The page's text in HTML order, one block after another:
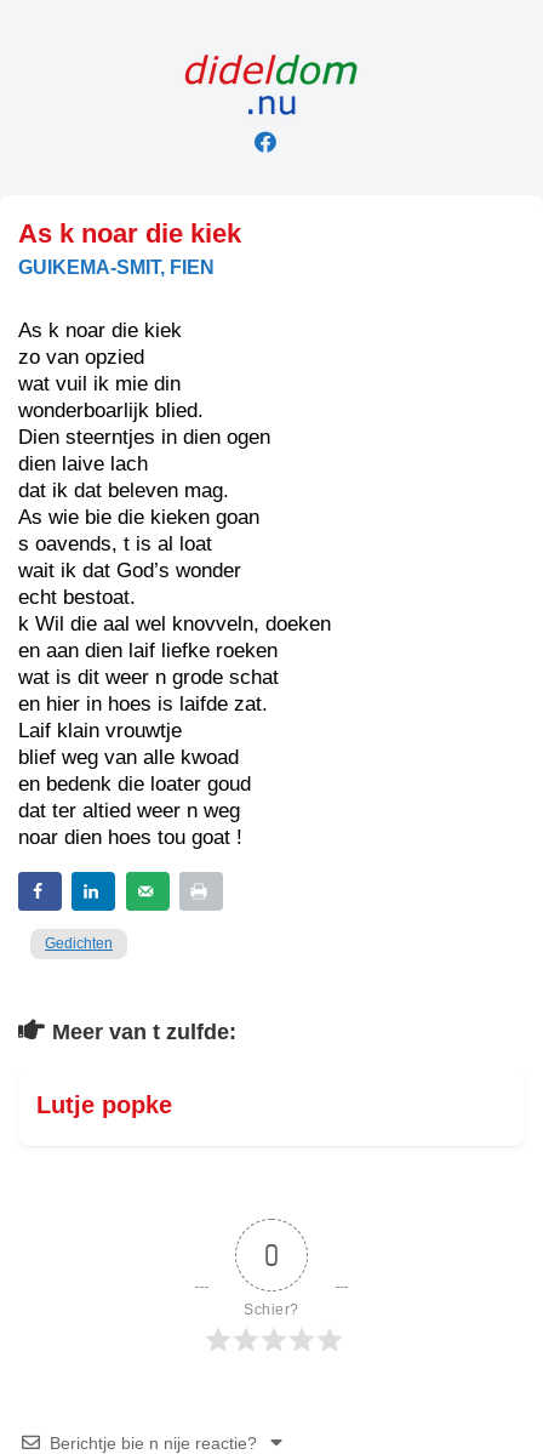
As k noar die kiek
GUIKEMA-SMIT, FIEN
As k noar die kiek
zo van opzied
wat vuil ik mie din
wonderboarlijk blied.
Dien steerntjes in dien ogen
dien laive lach
dat ik dat beleven mag.
As wie bie die kieken goan
s oavends, t is al loat
wait ik dat God’s wonder
echt bestoat.
k Wil die aal wel knovveln, doeken
en aan dien laif liefke roeken
wat is dit weer n grode schat
en hier in hoes is laifde zat.
Laif klain vrouwtje
blief weg van alle kwoad
en bedenk die loater goud
dat ter altied weer n weg
noar dien hoes tou goat !
Gedichten
Meer van t zulfde:
Lutje popke
0
Schier?
Berichtje bie n nije reactie?